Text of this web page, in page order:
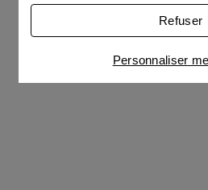
Univers publicitaire:
nos partenaires des
publicités personnalisées
Connaître notre politique
partenaires
Personnaliser
Refuser